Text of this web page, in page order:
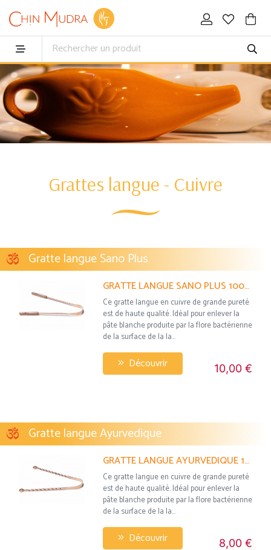
Grattes langue - Cuivre
Gratte langue Sano Plus
GRATTE LANGUE SANO PLUS 100% CUIVRE
Ce gratte langue en cuivre de grande pureté
est de haute qualité. Idéal pour enlever la
pâte blanche produite par la flore bactérienne
de la surface de la la...
Découvrir 10,00 €
Gratte langue Ayurvedique
GRATTE LANGUE AYURVEDIQUE 100% CUIVRE
Ce gratte langue en cuivre de grande pureté
est de haute qualité. Idéal pour enlever la
pâte blanche produite par la flore bactérienne
de la surface de la la...
Découvrir 8,00 €